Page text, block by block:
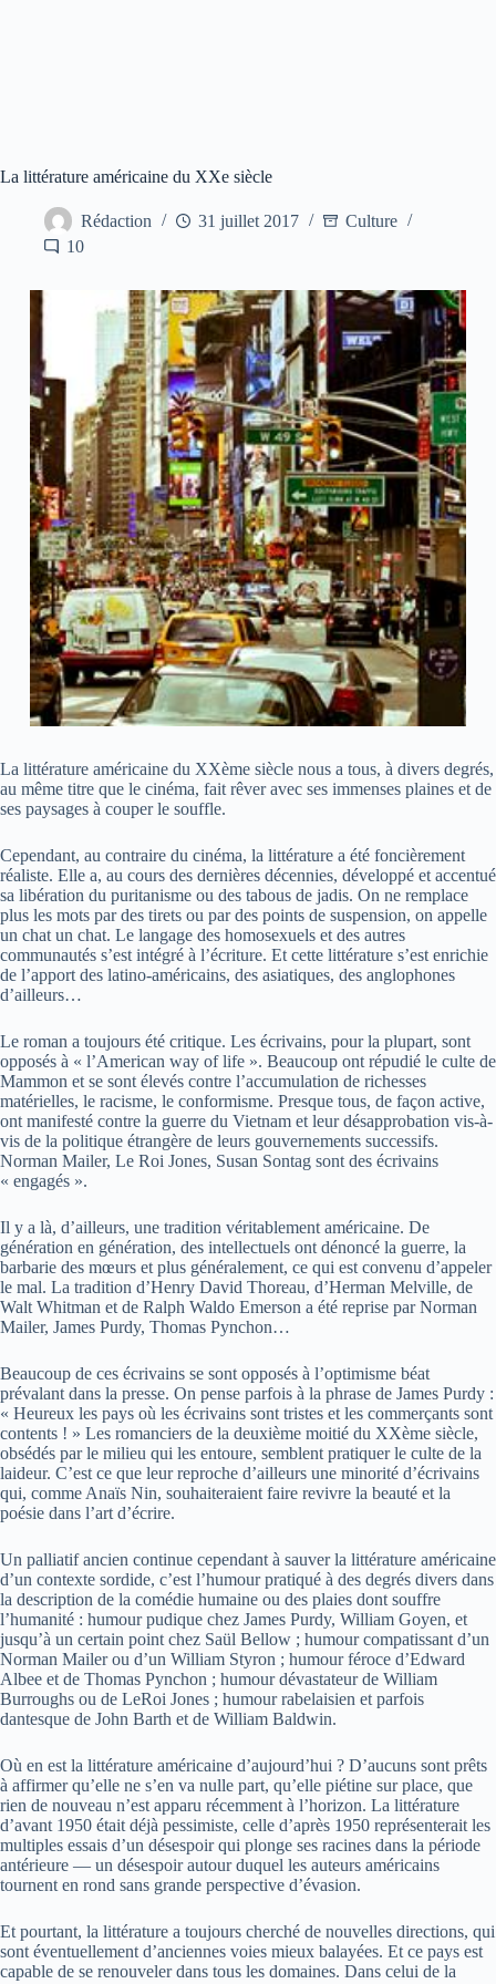
La littérature américaine du XXe siècle
Rédaction 31 juillet 2017
Culture
10
La littérature américaine du XXème siècle nous a tous, à divers degrés,
au même titre que le cinéma, fait rêver avec ses immenses plaines et de
ses paysages à couper le souffle.
Cependant, au contraire du cinéma, la littérature a été foncièrement
réaliste. Elle a, au cours des dernières décennies, développé et accentué
sa libération du puritanisme ou des tabous de jadis. On ne remplace
plus les mots par des tirets ou par des points de suspension, on appelle
un chat un chat. Le langage des homosexuels et des autres
communautés s’est intégré à l’écriture. Et cette littérature s’est enrichie
de l’apport des latino-américains, des asiatiques, des anglophones
d’ailleurs…
Le roman a toujours été critique. Les écrivains, pour la plupart, sont
opposés à « l’American way of life ». Beaucoup ont répudié le culte de
Mammon et se sont élevés contre l’accumulation de richesses
matérielles, le racisme, le conformisme. Presque tous, de façon active,
ont manifesté contre la guerre du Vietnam et leur désapprobation vis-à-
vis de la politique étrangère de leurs gouvernements successifs.
Norman Mailer, Le Roi Jones, Susan Sontag sont des écrivains
« engagés ».
Il y a là, d’ailleurs, une tradition véritablement américaine. De
génération en génération, des intellectuels ont dénoncé la guerre, la
barbarie des mœurs et plus généralement, ce qui est convenu d’appeler
le mal. La tradition d’Henry David Thoreau, d’Herman Melville, de
Walt Whitman et de Ralph Waldo Emerson a été reprise par Norman
Mailer, James Purdy, Thomas Pynchon…
Beaucoup de ces écrivains se sont opposés à l’optimisme béat
prévalant dans la presse. On pense parfois à la phrase de James Purdy :
« Heureux les pays où les écrivains sont tristes et les commerçants sont
contents ! » Les romanciers de la deuxième moitié du XXème siècle,
obsédés par le milieu qui les entoure, semblent pratiquer le culte de la
laideur. C’est ce que leur reproche d’ailleurs une minorité d’écrivains
qui, comme Anaïs Nin, souhaiteraient faire revivre la beauté et la
poésie dans l’art d’écrire.
Un palliatif ancien continue cependant à sauver la littérature américaine
d’un contexte sordide, c’est l’humour pratiqué à des degrés divers dans
la description de la comédie humaine ou des plaies dont souffre
l’humanité : humour pudique chez James Purdy, William Goyen, et
jusqu’à un certain point chez Saül Bellow ; humour compatissant d’un
Norman Mailer ou d’un William Styron ; humour féroce d’Edward
Albee et de Thomas Pynchon ; humour dévastateur de William
Burroughs ou de LeRoi Jones ; humour rabelaisien et parfois
dantesque de John Barth et de William Baldwin.
Où en est la littérature américaine d’aujourd’hui ? D’aucuns sont prêts
à affirmer qu’elle ne s’en va nulle part, qu’elle piétine sur place, que
rien de nouveau n’est apparu récemment à l’horizon. La littérature
d’avant 1950 était déjà pessimiste, celle d’après 1950 représenterait les
multiples essais d’un désespoir qui plonge ses racines dans la période
antérieure — un désespoir autour duquel les auteurs américains
tournent en rond sans grande perspective d’évasion.
Et pourtant, la littérature a toujours cherché de nouvelles directions, qui
sont éventuellement d’anciennes voies mieux balayées. Et ce pays est
capable de se renouveler dans tous les domaines. Dans celui de la